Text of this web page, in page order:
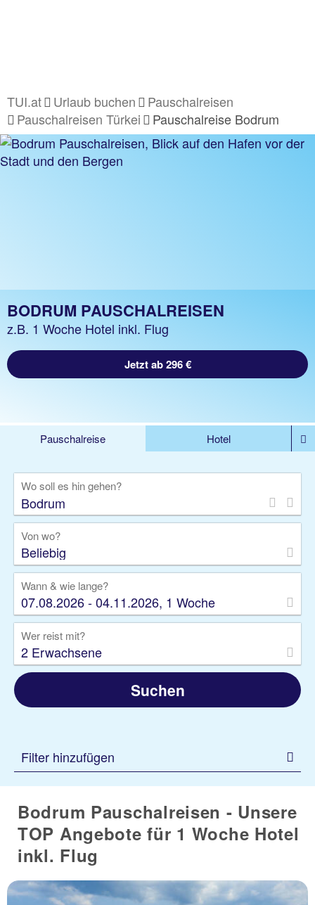
TUI.at Urlaub buchen
Pauschalreisen
Pauschalreisen Türkei
Pauschalreise Bodrum
BODRUM PAUSCHALREISEN
z.B. 1 Woche Hotel inkl. Flug
Jetzt ab 296 €
Pauschalreise
Hotel
Rundreise
Kreuzfahrt
Gruppenreise
Camper Privattransfer
Wo soll es hin gehen?
Von wo?
Beliebig
Wann & wie lange?
07.08.2026 - 04.11.2026, 1 Woche
Wer reist mit?
2 Erwachsene
Suchen
Filter hinzufügen
Bodrum Pauschalreisen - Unsere
TOP Angebote für 1 Woche Hotel
inkl. Flug